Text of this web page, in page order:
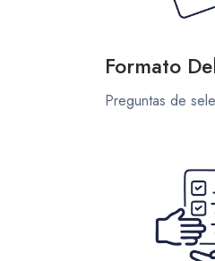
Formato
Preguntas de